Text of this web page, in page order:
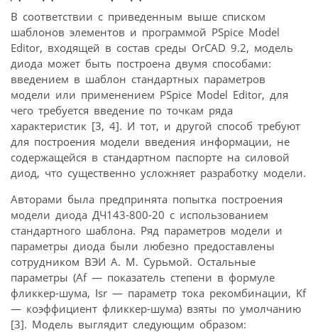
В соответствии с приведенным выше списком
шаблонов элементов и программой PSpice Model
Editor, входящей в состав среды OrCAD 9.2, модель
диода может быть построена двумя способами:
введением в шаблон стандартных параметров
модели или применением PSpice Model Editor, для
чего требуется введение по точкам ряда
характеристик [3, 4]. И тот, и другой способ требуют
для построения модели введения информации, не
содержащейся в стандартном паспорте на силовой
диод, что существенно усложняет разработку модели.
Авторами была предпринята попытка построения
модели диода ДЧ143-800-20 с использованием
стандартного шаблона. Ряд параметров модели и
параметры диода были любезно предоставлены
сотрудником ВЭИ А. М. Сурьмой. Остальные
параметры (Af — показатель степени в формуле
фликкер-шума, Isr — параметр тока рекомбинации, Kf
— коэффициент фликкер-шума) взяты по умолчанию
[3]. Модель выглядит следующим образом: